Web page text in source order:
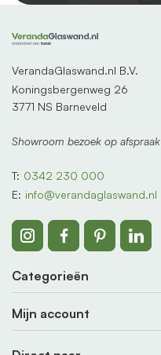
VerandaGlaswand.nl B.V.
Koningsbergenweg 26
3771 NS Barneveld
Showroom bezoek op afspraak
T: 0342 230 000
E: info@verandaglaswand.nl
Categorieën
Mijn account